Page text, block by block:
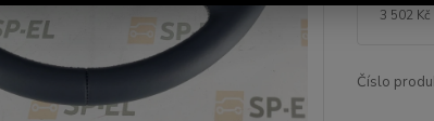
3 502 Kč
Číslo